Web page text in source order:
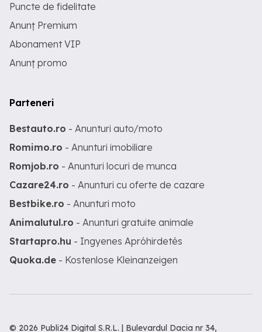
Puncte de fidelitate
Anunț Premium
Abonament VIP
Anunț promo
Parteneri
Bestauto.ro - Anunturi auto/moto
Romimo.ro - Anunturi imobiliare
Romjob.ro - Anunturi locuri de munca
Cazare24.ro - Anunturi cu oferte de cazare
Bestbike.ro - Anunturi moto
Animalutul.ro - Anunturi gratuite animale
Startapro.hu - Ingyenes Apróhirdetés
Quoka.de - Kostenlose Kleinanzeigen
© 2026 Publi24 Digital S.R.L. | Bulevardul Dacia nr 34,